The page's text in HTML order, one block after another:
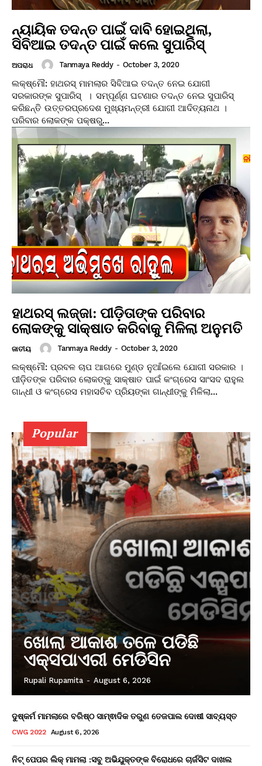
ନ୍ୟାୟିକ ତଦନ୍ତ ପାଇଁ ଦାବି ହୋଇଥିଲା,
ସିବିଆଇ ତଦନ୍ତ ପାଇଁ କଲେ ସୁପାରିସ୍
ଅପରାଧ Tanmaya Reddy - October 3, 2020
ଲକ୍ଷ୍ମୌ: ହାଥରସ୍ ମାମଲାର ସିବିଆଇ ତଦନ୍ତ ନେଇ ଯୋଗୀ
ସରକାରଙ୍କ ସୁପାରିସ୍ । ସମ୍ପୂର୍ଣ୍ଣ ଘଟଣାର ତଦନ୍ତ ନେଇ ସୁପାରିସ୍
କରିଛନ୍ତି ଉତ୍ତରପ୍ରଦେଶ ମୁଖ୍ୟମନ୍ତ୍ରୀ ଯୋଗୀ ଆଦିତ୍ୟନାଥ ।
ପରିବାର ଲୋକଙ୍କ ପକ୍ଷରୁ...
ହାଥରସ୍ ଲଜ୍ଜା: ପୀଡ଼ିତାଙ୍କ ପରିବାର
ଲୋକଙ୍କୁ ସାକ୍ଷାତ କରିବାକୁ ମିଳିଲା ଅନୁମତି
ଜାତୀୟ Tanmaya Reddy - October 3, 2020
ଲକ୍ଷ୍ମୌ: ପ୍ରବଳ ଚାପ ଆଗରେ ମୁଣ୍ଡ ନୁଆଁଇଲେ ଯୋଗୀ ସରକାର ।
ପୀଡ଼ିତଙ୍କ ପରିବାର ଲୋକଙ୍କୁ ସାକ୍ଷାତ ପାଇଁ କଂଗ୍ରେସ ସାଂସଦ ରାହୁଲ
ଗାନ୍ଧୀ ଓ କଂଗ୍ରେସ ମହାସଚିବ ପ୍ରିୟଙ୍କା ଗାନ୍ଧୀଙ୍କୁ ମିଳିଲା...
Popular
ଖୋଲା ଆକାଶ ତଳେ ପଡିଛି
ଏକ୍ସପାଏରୀ ମେଡିସିନ
Rupali Rupamita - August 6, 2026
ଦୁଷ୍କର୍ମ ମାମଲାରେ ବରିଷ୍ଠ ସାମ୍ଵାଦିକ ତରୁଣ ତେଜପାଲ ଦୋଷୀ ସାବ୍ୟସ୍ତ
CWG 2022 August 6, 2026
ନିଟ୍ ପେପର ଲିକ୍ ମାମଲା :ସବୁ ଅଭିଯୁକ୍ତଙ୍କ ବିରୋଧରେ ଚାର୍ଜସିଟ ଦାଖଲ